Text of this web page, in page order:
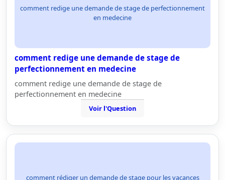
comment redige une demande de stage de perfectionnement
en medecine
comment redige une demande de stage de
perfectionnement en medecine
comment redige une demande de stage de
perfectionnement en medecine
Voir l'Question
comment rédiger un demande de stage pour les vacances